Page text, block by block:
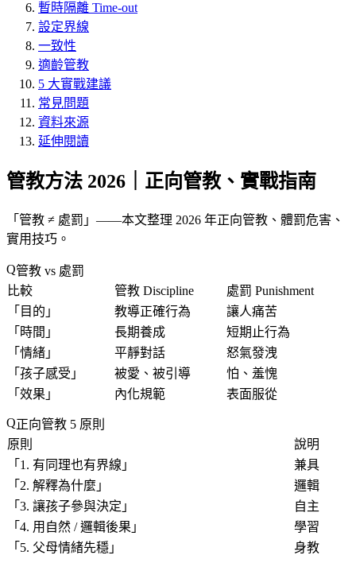
暫時隔離 Time-out
設定界線
一致性
適齡管教
5 大實戰建議
常見問題
資料來源
延伸閱讀
管教方法 2026｜正向管教、實戰指南
「 管教 ≠ 處罰 」——本文整理 2026 年正向管教、體罰危害、
實用技巧。
管教 vs 處罰
比較
管教 Discipline
處罰 Punishment
「 目的 」 教導正確行為
讓人痛苦
「 時間 」 長期養成
短期止行為
「 情緒 」 平靜對話
怒氣發洩
「 孩子感受 」 被愛、被引導
怕、羞愧
「 效果 」 內化規範 表面服從
正向管教 5 原則
原則
說明
「 1. 有同理也有界線 」
兼具
「 2. 解釋為什麼 」
邏輯
「 3. 讓孩子參與決定 」
自主
「 4. 用自然 / 邏輯後果 」
學習
「 5. 父母情緒先穩 」 身教